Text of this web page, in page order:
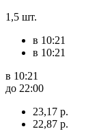
1,5 шт.
в 10:21
в 10:21
в 10:21
до 22:00
23,17 р.
22,87 р.